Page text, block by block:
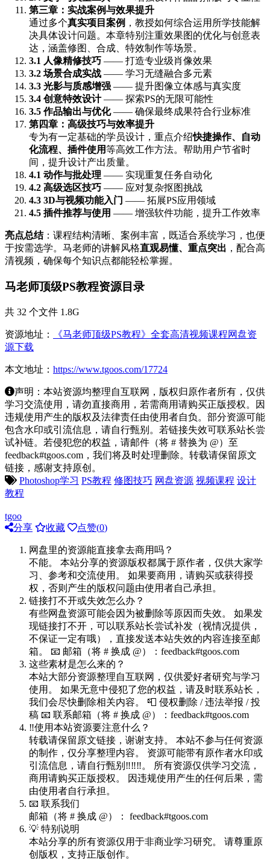
第三章：实战案例与效果提升
通过多个真实项目案例 ，教授如何综合运用所学技能解
决具体设计问题。本章特别注重效果图的优化与创意表
达，涵盖修图、合成、特效制作等场景。
3.1 人像精修技巧 —— 打造专业级肖像效果
3.2 场景合成实战 —— 学习无缝融合多元素
3.3 光影与质感增强 —— 提升图像立体感与真实度
3.4 创意特效设计—— 探索PS的无限可能性
3.5 作品输出与优化—— 确保最终成果符合行业标准
第四章：高级技巧与效率提升
专为有一定基础的学员设计，重点介绍快捷操作、自动
化流程、插件使用等高效工作方法。帮助用户节省时
间，提升设计产出质量。
4.1 动作与批处理 —— 实现重复任务自动化
4.2 高级选区技巧 —— 应对复杂抠图挑战
4.3 3D与视频功能入门 —— 拓展PS应用领域
4.5 插件推荐与使用 —— 增强软件功能，提升工作效率
亮点总结：课程结构清晰、案例丰富，既适合系统学习，也便
于按需选学。马老师的讲解风格直观易懂、重点突出 ，配合高
清视频，确保每个知识点都能轻松掌握。
马老师顶级PS教程资源目录
共 32 个文件 1.8G
资源地址：
《马老师顶级PS教程》全套高清视频课程网盘资
源下载
本文地址： https://www.tgoos.com/17724
声明：本站资源均整理自互联网，版权归原作者所有，仅供
学习交流使用，请勿直接商用，若需商用请购买正版授权。因
违规使用产生的版权及法律责任由使用者自负。部分资源可能
包含水印或引流信息，请自行甄别。若链接失效可联系站长尝
试补链。若侵犯您的权益，请邮件（将 # 替换为 @）至
feedback#tgoos.com，我们将及时处理删除。转载请保留原文
链接，感谢支持原创。
Photoshop学习 PS教程 修图技巧 网盘资源 视频课程 设计
教程
tgoo
分享
收藏 点赞(0)
网盘里的资源能直接拿去商用吗？
不能。 本站分享的资源版权都属于原作者，仅供大家学
习、参考和交流使用。 如果要商用，请购买或获得授
权，否则产生的版权问题由使用者自己承担。
链接打不开或失效怎么办？
有些网盘资源可能会因为被删除等原因而失效。 如果发
现链接打不开，可以联系站长尝试补发（视情况提供，
不保证一定有哦），直接发送本站失效的内容连接至邮
箱。 📧 邮箱（将 # 换成 @）：feedback#tgoos.com
这些素材是怎么来的？
本站大部分资源整理自互联网，仅供爱好者研究与学习
使用。 如果无意中侵犯了您的权益，请及时联系站长，
我们会尽快删除相关内容。 📮 侵权删除 / 违法举报 / 投
稿 📧 联系邮箱（将 # 换成 @）：feedback#tgoos.com
‼️使用本站资源要注意什么？
转载请保留原文链接，谢谢支持。 本站不参与任何资源
的制作，仅分享整理内容。 资源可能带有原作者水印或
引流信息，请自行甄别‼️‼️‼️。 所有资源仅供学习交流，
商用请购买正版授权。 因违规使用产生的任何后果，需
由使用者自行承担。
📧 联系我们
邮箱（将 # 换成 @）： feedback#tgoos.com
💡 特别说明
本站分享的所有资源仅用于非商业学习研究。 请尊重原
创版权，支持正版创作。